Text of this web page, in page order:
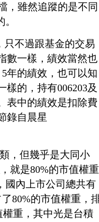
，雖然追蹤的是不同
只不過跟基金的交易
數一樣，績效當然也
年的績效，也可以知
樣的，持有006203及
表中的績效是扣除費
錄自晨星
，但幾乎是大同小
就是80%的市值權重
國內上市公司總共有
80%的市值權重，
權重，其中光是台積